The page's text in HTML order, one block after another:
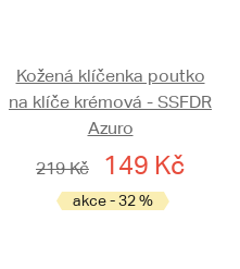
Kožená klíčenka poutko
na klíče krémová - SSFDR
Azuro
219 Kč
149 Kč
akce - 32 %